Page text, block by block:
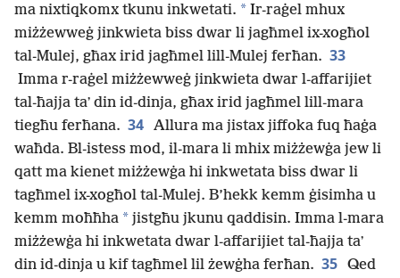
ma nixtiqkomx tkunu inkwetati. * Ir-raġel mhux
miżżewweġ jinkwieta biss dwar li jagħmel ix-xogħol
tal-Mulej, għax irid jagħmel lill-Mulej ferħan. 33
Imma r-raġel miżżewweġ jinkwieta dwar l-affarijiet
tal-ħajja taʼ din id-dinja, għax irid jagħmel lill-mara
tiegħu ferħana. 34 Allura ma jistax jiffoka fuq ħaġa
waħda. Bl-istess mod, il-mara li mhix miżżewġa jew li
qatt ma kienet miżżewġa hi inkwetata biss dwar li
tagħmel ix-xogħol tal-Mulej. B’hekk kemm ġisimha u
kemm moħħha * jistgħu jkunu qaddisin. Imma l-mara
miżżewġa hi inkwetata dwar l-affarijiet tal-ħajja taʼ
din id-dinja u kif tagħmel lil żewġha ferħan. 35 Qed